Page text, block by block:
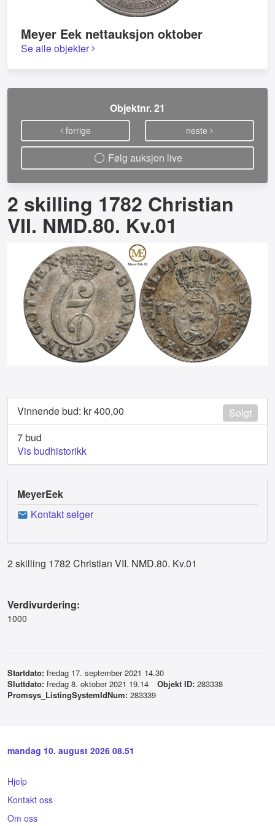
Meyer Eek nettauksjon oktober
Se alle objekter
Objektnr. 21
forrige neste
Følg auksjon live
2 skilling 1782 Christian
VII. NMD.80. Kv.01
Solgt
Vinnende bud: kr400,00
7 bud
Vis budhistorikk
MeyerEek
Kontakt selger
2 skilling 1782 Christian VII. NMD.80. Kv.01
Verdivurdering:
1000
Startdato: fredag 17. september 2021 14.30
Sluttdato: fredag 8. oktober 2021 19.14 Objekt ID: 283338
Promsys_ListingSystemIdNum: 283339
mandag 10. august 2026 08.51
Hjelp
Kontakt oss
Om oss